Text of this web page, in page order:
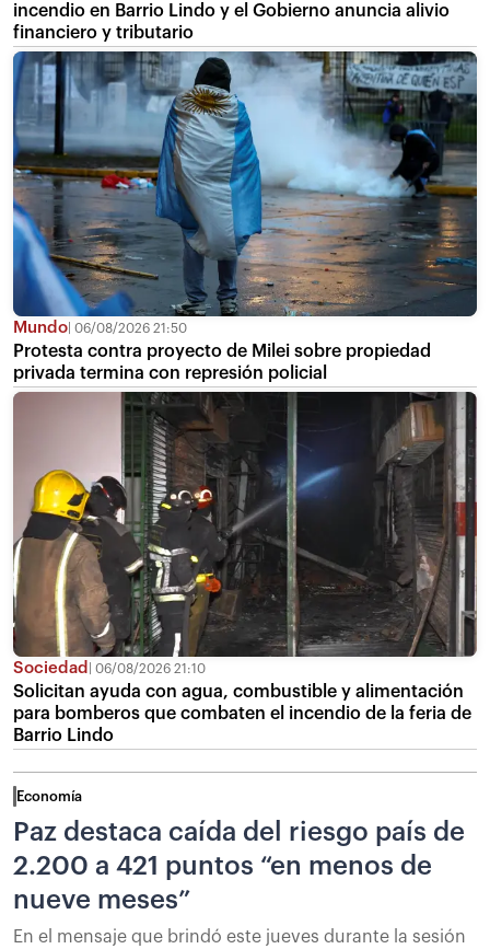
incendio en Barrio Lindo y el Gobierno anuncia alivio
financiero y tributario
Mundo 06/08/2026 21:50
Protesta contra proyecto de Milei sobre propiedad
privada termina con represión policial
Sociedad 06/08/2026 21:10
Solicitan ayuda con agua, combustible y alimentación
para bomberos que combaten el incendio de la feria de
Barrio Lindo
Economía
Paz destaca caída del riesgo país de
2.200 a 421 puntos “en menos de
nueve meses”
En el mensaje que brindó este jueves durante la sesión